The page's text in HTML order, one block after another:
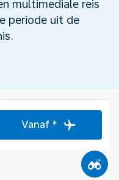
multimediale reis
periode uit de
Vanaf *